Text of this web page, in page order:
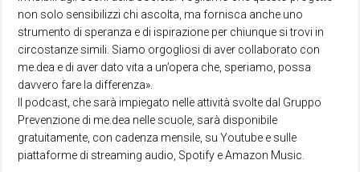
non solo sensibilizzi chi ascolta, ma fornisca anche uno
strumento di speranza e di ispirazione per chiunque si trovi in
circostanze simili. Siamo orgogliosi di aver collaborato con
me.dea e di aver dato vita a un’opera che, speriamo, possa
davvero fare la differenza».
Il podcast, che sarà impiegato nelle attività svolte dal Gruppo
Prevenzione di me.dea nelle scuole, sarà disponibile
gratuitamente, con cadenza mensile, su Youtube e sulle
piattaforme di streaming audio, Spotify e Amazon Music.